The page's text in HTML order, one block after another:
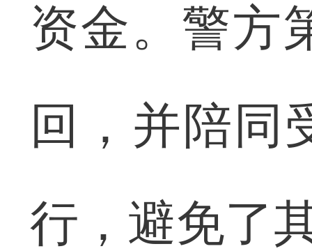
资金。警方
回，并陪同
行，避免了